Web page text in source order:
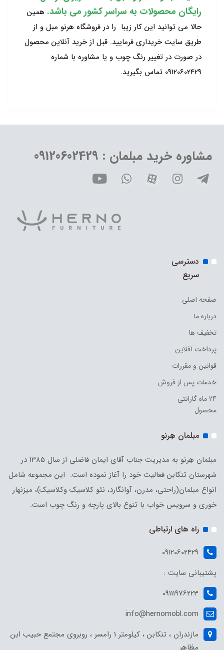
رایگان محصولات به سراسر کشور می باشد. همین
حالا می توانید این کار زیبا را در فروشگاه هرنو مبل و از
طریق سایت خریداری فرمایید. قبل از خرید آنلاین محصول
در صورت در تغییر رنگ چوب و یا مشاوره با شماره
09120602429 تماس بگیرید.
مشاوره خرید مبلمان : 09120602429
دسترسی
سریع
صفحه اصلی
درباره ما
تخفیف ها
پرداخت آفلاین
قوانین و مقررات
خدمات پس از فروش
24 ماه گارانتی
محصول
مبلمان هِرنو
مبلمان هِرنو به مدیریت جناب آقای ایمان فاضلی از سال 1385 در
شهرستان تنکابن فعالیت خود را آغاز نموده است. این مجموعه شامل
انواع مبلمان(راحتی، مدرن، آوانگارد، نئو کلاسیک وکلاسیک)، میزنهار
خوری و سرویس خواب با تنوع بالای پارچه و رنگ چوب است.
راه های ارتباطی
09120602429
پشتیبانی سایت :
09111976223
info@hernomobl.com
مازندران ، تنکابن ، کیلومتر 1 رامسر ، روبروی مجتمع حبیب ابن
مظاهر